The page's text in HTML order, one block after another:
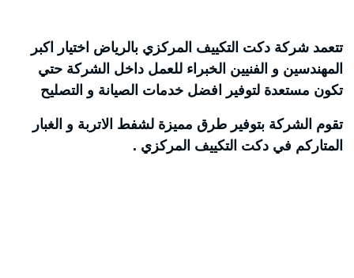
تتعمد شركة دكت التكييف المركزي بالرياض اختيار اكبر
المهندسين و الفنيين الخبراء للعمل داخل الشركة حتي
تكون مستعدة لتوفير افضل خدمات الصيانة و التصليح
تقوم الشركة بتوفير طرق مميزة لشفط الاتربة و الغبار
المتاركم في دكت التكييف المركزي .